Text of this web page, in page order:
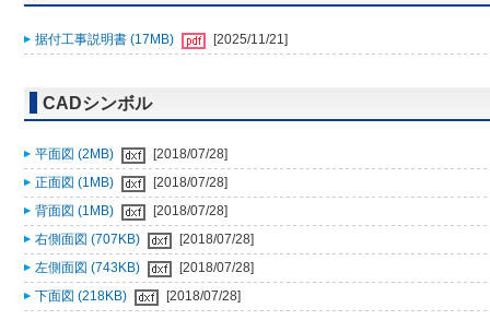
据付工事説明書 (17MB) [2025/11/21]
CADシンボル
平面図 (2MB)
[2018/07/28]
正面図 (1MB)
[2018/07/28]
背面図 (1MB)
[2018/07/28]
右側面図 (707KB)
[2018/07/28]
左側面図 (743KB)
[2018/07/28]
下面図 (218KB)
[2018/07/28]